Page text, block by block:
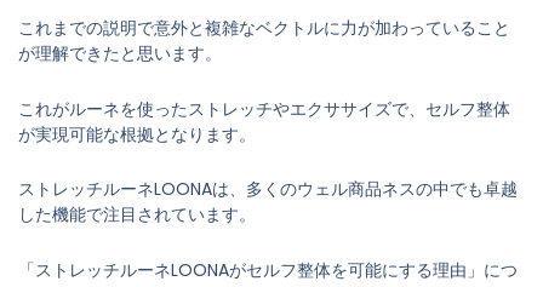
これまでの説明で意外と複雑なベクトルに力が加わっていること
が理解できたと思います。
これがルーネを使ったストレッチやエクササイズで、セルフ整体
が実現可能な根拠となります。
ストレッチルーネLOONAは、多くのウェル商品ネスの中でも卓越
した機能で注目されています。
「ストレッチルーネLOONAがセルフ整体を可能にする理由」につ